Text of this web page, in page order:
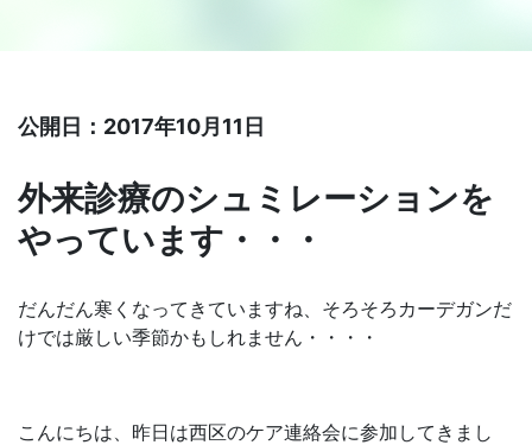
公開日：2017年10月11日
外来診療のシュミレーションを
やっています・・・
だんだん寒くなってきていますね、そろそろカーデガンだ
けでは厳しい季節かもしれません・・・・
こんにちは、昨日は西区のケア連絡会に参加してきまし